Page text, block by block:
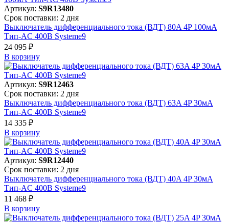
Артикул: S9R13480
Срок поставки: 2 дня
Выключатель дифференциального тока (ВДТ) 80A 4P 100мА
Тип-AC 400В Systeme9
24 095 ₽
В корзинy
Артикул: S9R12463
Срок поставки: 2 дня
Выключатель дифференциального тока (ВДТ) 63A 4P 30мА
Тип-AC 400В Systeme9
14 335 ₽
В корзинy
Артикул: S9R12440
Срок поставки: 2 дня
Выключатель дифференциального тока (ВДТ) 40A 4P 30мА
Тип-AC 400В Systeme9
11 468 ₽
В корзинy